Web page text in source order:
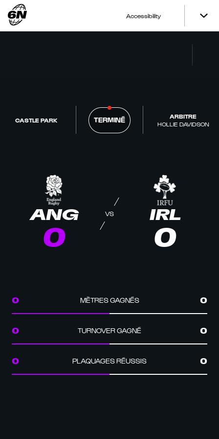
Accessibility
CASTLE PARK TERMINÉ
ARBITRE
HOLLIE DAVIDSON
ANG
0
VS IRL
0
0 MÈTRES GAGNÉS 0
0 TURNOVER GAGNÉ 0
0 PLAQUAGES RÉUSSIS 0